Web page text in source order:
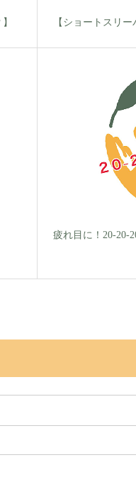
【ショートスリ
疲れ目に！20-20-